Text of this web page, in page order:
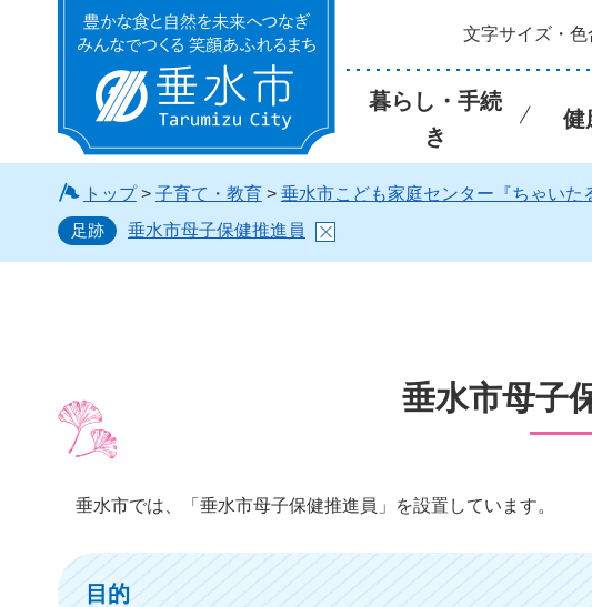
垂水市 文字サイズ・色
暮らし・手続
き
健
トップ> 子育て・教育> 垂水市こども家庭センター『ちゃいた
足跡
垂水市母子保健推進員
垂水市母子
垂水市では、「垂水市母子保健推進員」を設置しています。
目的